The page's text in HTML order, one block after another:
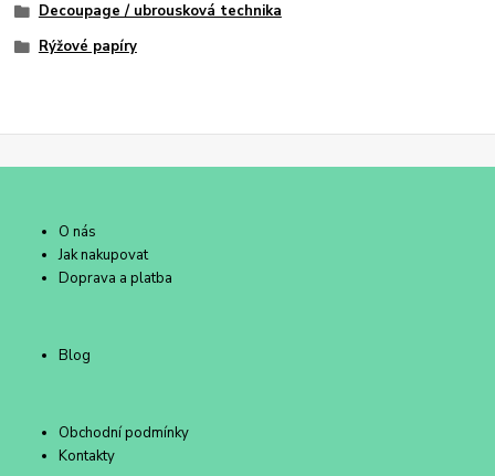
Decoupage / ubrousková technika
Rýžové papíry
O nás
Jak nakupovat
Doprava a platba
Blog
Obchodní podmínky
Kontakty